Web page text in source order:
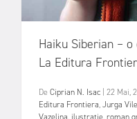
Haiku Siberian –
La Editura
De Ciprian N. Isac | 22 Mai,
Editura Frontiera,Jurga Vile
Vazelina, ilustratie,roman